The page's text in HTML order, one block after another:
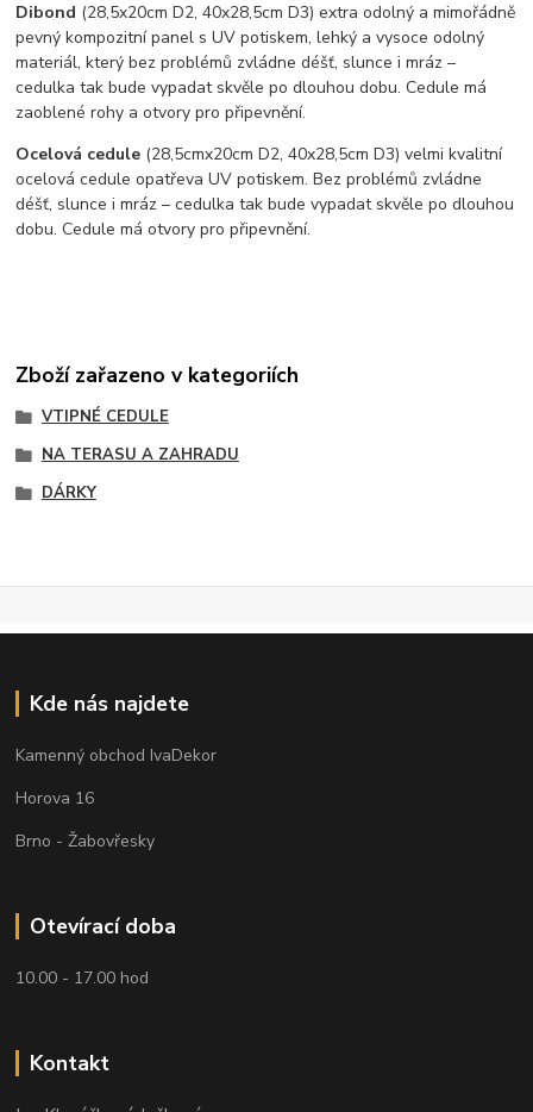
Dibond (28,5x20cm D2, 40x28,5cm D3) extra odolný a mimořádně
pevný kompozitní panel s UV potiskem, lehký a vysoce odolný
materiál, který bez problémů zvládne déšť, slunce i mráz –
cedulka tak bude vypadat skvěle po dlouhou dobu. Cedule má
zaoblené rohy a otvory pro připevnění.
Ocelová cedule (28,5cmx20cm D2, 40x28,5cm D3) velmi kvalitní
ocelová cedule opatřeva UV potiskem. Bez problémů zvládne
déšť, slunce i mráz – cedulka tak bude vypadat skvěle po dlouhou
dobu. Cedule má otvory pro připevnění.
Zboží zařazeno v kategoriích
VTIPNÉ CEDULE
NA TERASU A ZAHRADU
DÁRKY
Kde nás najdete
Kamenný obchod IvaDekor
Horova 16
Brno - Žabovřesky
Otevírací doba
10.00 - 17.00 hod
Kontakt